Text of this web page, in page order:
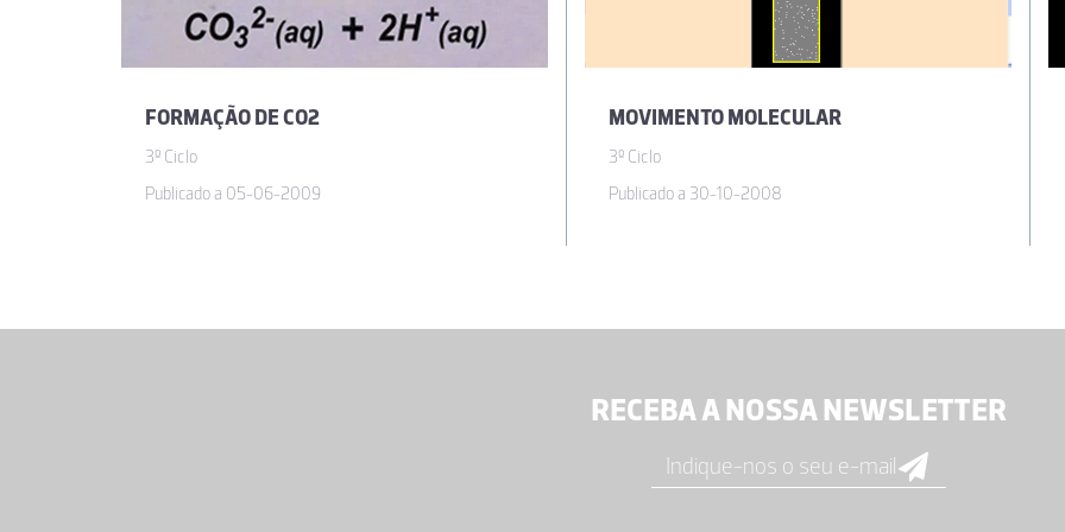
FORMAÇÃO DE CO2
3º Ciclo
Publicado a 05-06-2009
MOVIMENTO MOLECULAR
3º Ciclo
Publicado a 30-10-2008
RECEBA A NOSSA NEWSLETTER